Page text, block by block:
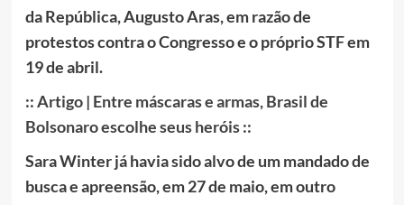
da República, Augusto Aras, em razão de
protestos contra o Congresso e o próprio STF em
19 de abril.
:: Artigo | Entre máscaras e armas, Brasil de
Bolsonaro escolhe seus heróis ::
Sara Winter já havia sido alvo de um mandado de
busca e apreensão, em 27 de maio, em outro